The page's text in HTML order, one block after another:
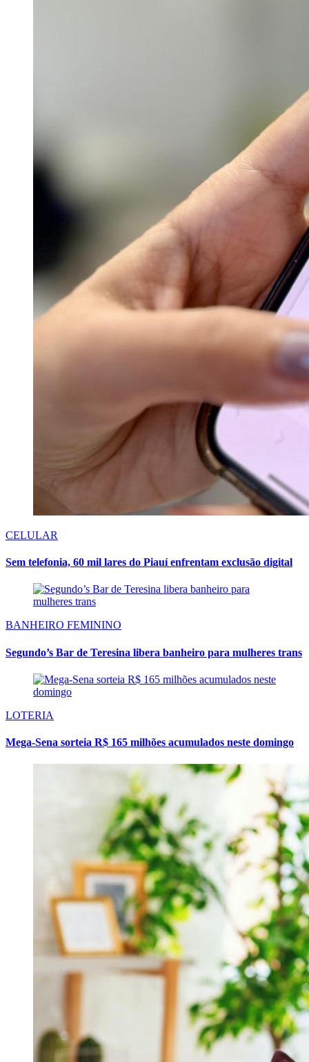
CELULAR
Sem telefonia, 60 mil lares do Piauí enfrentam exclusão digital
BANHEIRO FEMININO
Segundo’s Bar de Teresina libera banheiro para mulheres trans
LOTERIA
Mega-Sena sorteia R$ 165 milhões acumulados neste domingo